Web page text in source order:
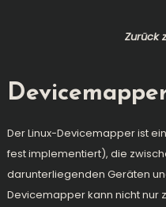
Zurück
Der Linux-Devicemapper ist
fest implementiert), die
darunterliegenden Geräten
Devicemapper kann nicht nur